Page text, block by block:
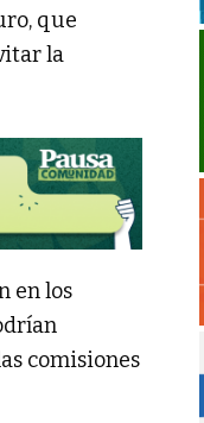
que
la
en los
comisiones